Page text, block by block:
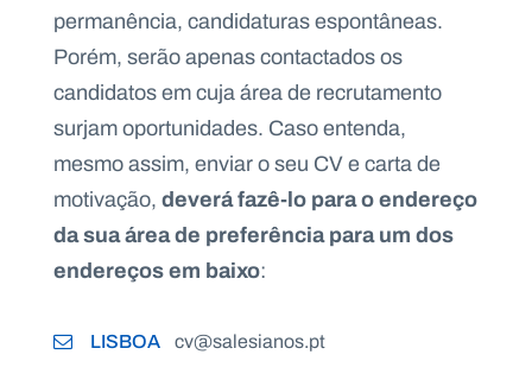
permanência, candidaturas espontâneas.
Porém, serão apenas contactados os
candidatos em cuja área de recrutamento
surjam oportunidades. Caso entenda,
mesmo assim, enviar o seu CV e carta de
motivação,deverá fazê-lo para o endereço
da sua área de preferência para um dos
endereços em baixo:
LISBOA cv@salesianos.pt